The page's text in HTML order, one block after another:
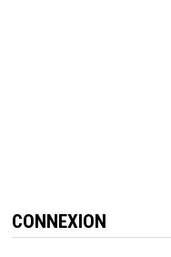
CONNEXION